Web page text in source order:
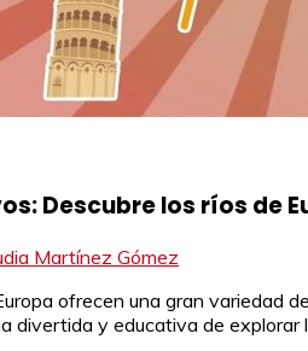
Descubre los ríos de
Martínez Gómez
ofrecen una gran variedad
divertida y educativa de